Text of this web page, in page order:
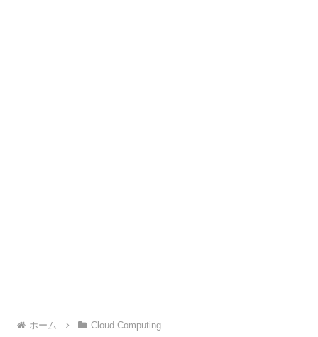
ホーム Cloud Computing